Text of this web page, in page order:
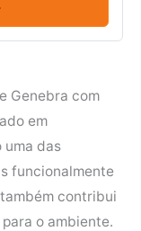
Genebra com
em
uma das
funcionalmente
contribui
o ambiente.